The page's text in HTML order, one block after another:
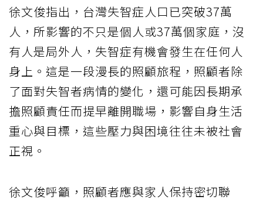
徐文俊指出，台灣失智症人口已突破37萬
人，所影響的不只是個人或37萬個家庭，沒
有人是局外人，失智症有機會發生在任何人
身上。這是一段漫長的照顧旅程，照顧者除
了面對失智者病情的變化，還可能因長期承
擔照顧責任而提早離開職場，影響自身生活
重心與目標，這些壓力與困境往往未被社會
正視。
徐文俊呼籲，照顧者應與家人保持密切聯